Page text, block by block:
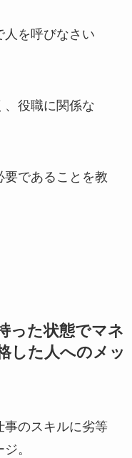
人を呼びなさい
、役職に関係な
であることを教
った状態でマネ
した人へのメッ
事のスキルに劣等
。